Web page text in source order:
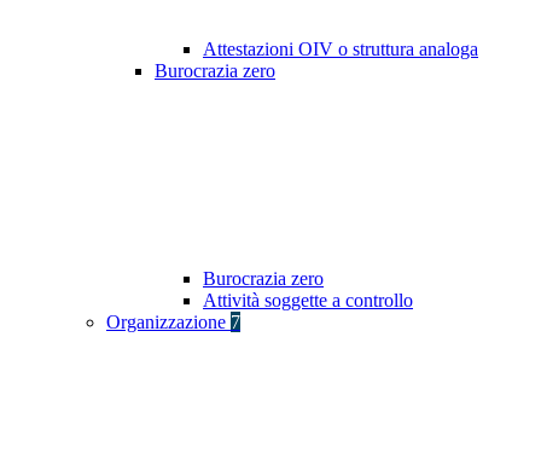
Attestazioni OIV o struttura analoga
Burocrazia zero
Burocrazia zero
Attività soggette a controllo
Organizzazione 7